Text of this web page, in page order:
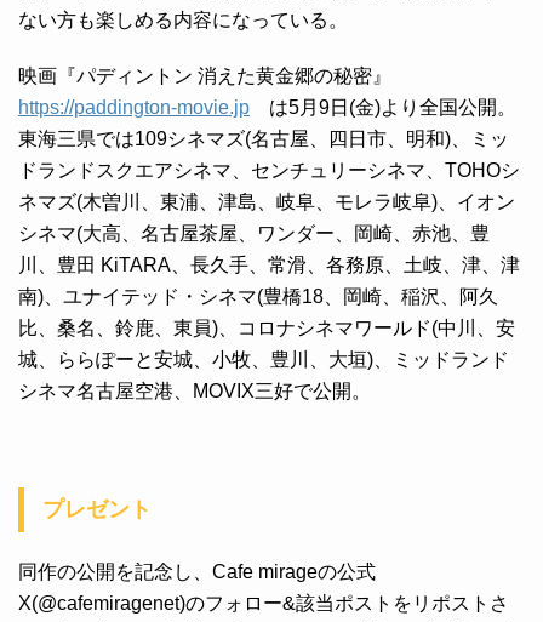
ない方も楽しめる内容になっている。
映画『パディントン 消えた黄金郷の秘密』
https://paddington-movie.jp は5月9日(金)より全国公開。
東海三県では109シネマズ(名古屋、四日市、明和)、ミッ
ドランドスクエアシネマ、センチュリーシネマ、TOHOシ
ネマズ(木曽川、東浦、津島、岐阜、モレラ岐阜)、イオン
シネマ(大高、名古屋茶屋、ワンダー、岡崎、赤池、豊
川、豊田 KiTARA、長久手、常滑、各務原、土岐、津、津
南)、ユナイテッド・シネマ(豊橋18、岡崎、稲沢、阿久
比、桑名、鈴鹿、東員)、コロナシネマワールド(中川、安
城、ららぽーと安城、小牧、豊川、大垣)、ミッドランド
シネマ名古屋空港、MOVIX三好で公開。
プレゼント
同作の公開を記念し、Cafe mirageの公式
X(@cafemiragenet)のフォロー&該当ポストをリポストさ